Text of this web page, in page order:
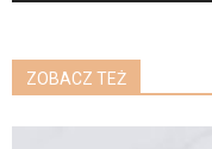
ZOBACZ TEŻ